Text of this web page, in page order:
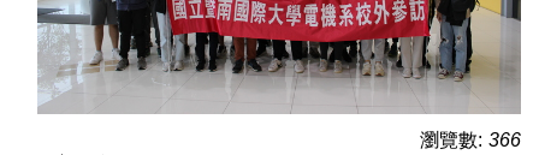
瀏覽數: 366